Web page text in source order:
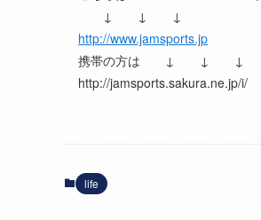
↓ ↓ ↓
http://www.jamsports.jp
携帯の方は ↓ ↓ ↓
http://jamsports.sakura.ne.jp/i/
life